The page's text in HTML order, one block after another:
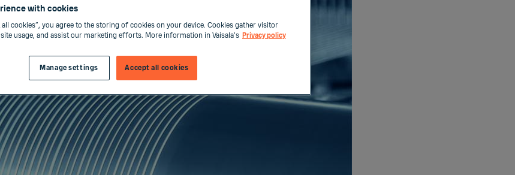
with cookies
all cookies”, you agree to the storing of cookies on your device. Cookies gather visitor
usage, and assist our marketing efforts. More information in Vaisala's Privacy policy
Accept all cookies
Manage settings